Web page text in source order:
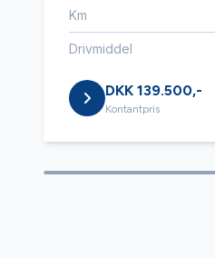
Km
Drivmiddel
DKK 139.500,-
Kontantpris